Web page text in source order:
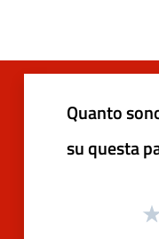
Quanto
su questa